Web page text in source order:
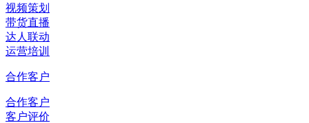
视频策划
带货直播
达人联动
运营培训
合作客户
合作客户
客户评价